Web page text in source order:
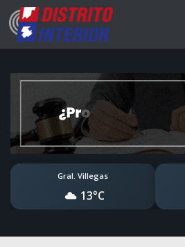
Gral. Villegas
13°C